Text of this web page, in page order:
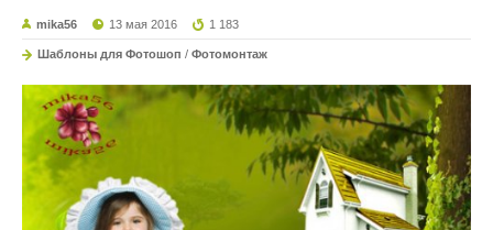
mika56 13 мая 2016 1 183
Шаблоны для Фотошоп / Фотомонтаж